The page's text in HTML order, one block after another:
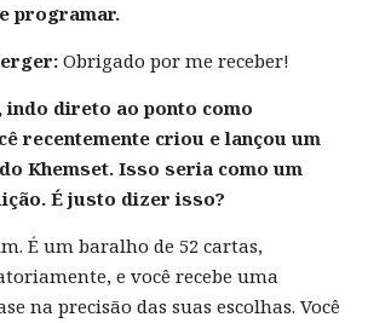
programar.
Obrigado por me receber!
indo direto ao ponto como
recentemente criou e lançou um
Khemset. Isso seria como um
É justo dizer isso?
É um baralho de 52 cartas,
e você recebe uma
na precisão das suas escolhas. Você